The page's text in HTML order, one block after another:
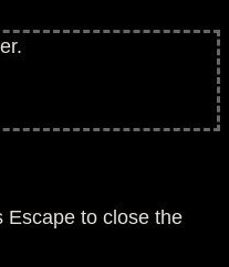
Escape to close the